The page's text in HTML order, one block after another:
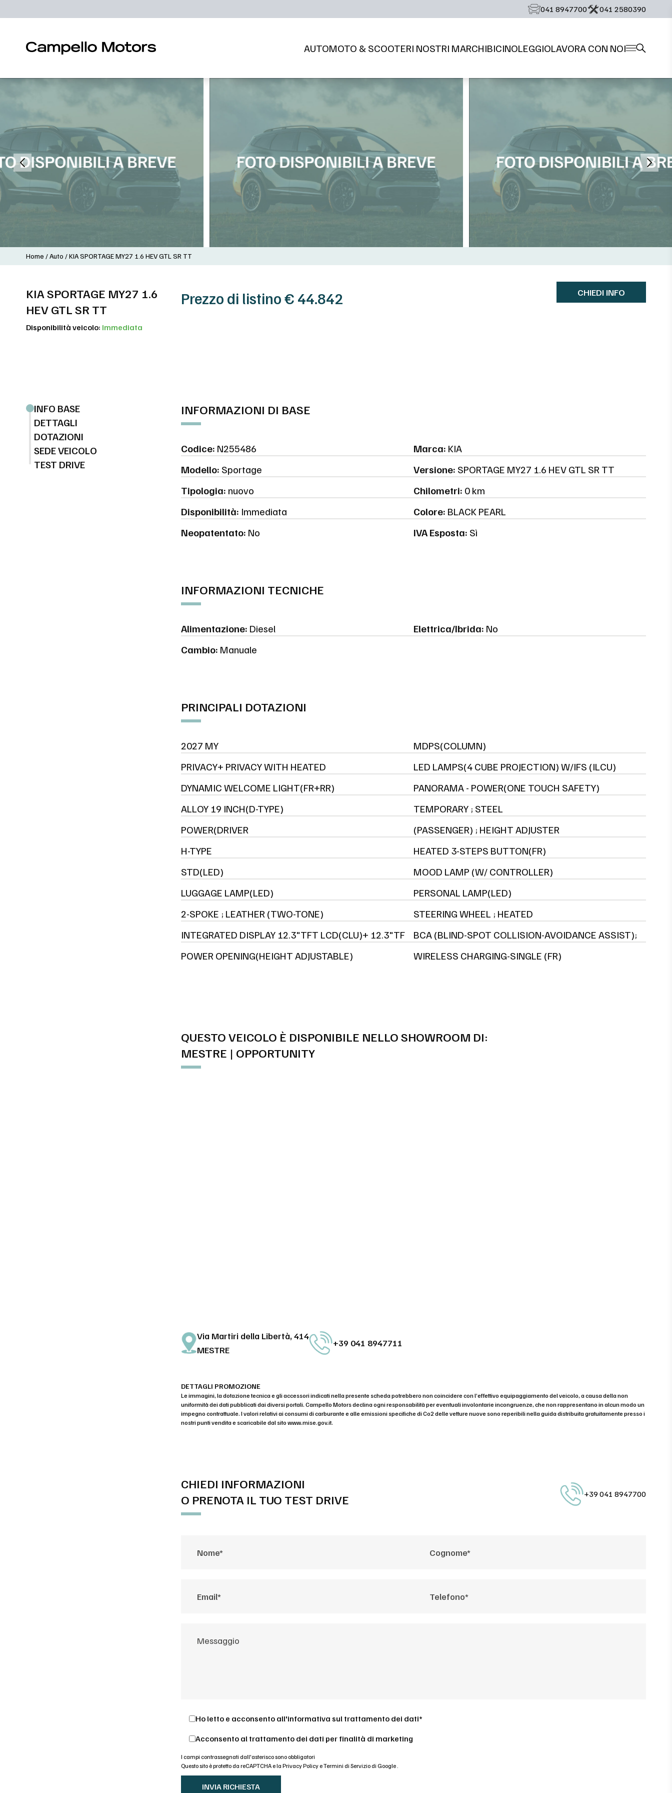
‭041 8947700‬ ‭041 2580390‬
AUTOMOTO & SCOOTERI NOSTRI MARCHIBICINOLEGGIOLAVORA CON NOI
Home /Auto /KIA SPORTAGE MY27 1.6 HEV GTL SR TT
KIA SPORTAGE MY27 1.6
HEV GTL SR TT
Disponibilità veicolo: Immediata
Prezzo di listino € 44.842 CHIEDI INFO
INFO BASE
DETTAGLI
DOTAZIONI
SEDE VEICOLO
TEST DRIVE
INFORMAZIONI DI BASE
Codice: N255486 Marca: KIA
Modello: Sportage Versione: SPORTAGE MY27 1.6 HEV GTL SR TT
Tipologia: nuovo Chilometri: 0 km
Disponibilità: Immediata Colore: BLACK PEARL
Neopatentato: No IVA Esposta: Sì
INFORMAZIONI TECNICHE
Alimentazione: Diesel Elettrica/Ibrida: No
Cambio: Manuale
PRINCIPALI DOTAZIONI
2027 MY
MDPS(COLUMN)
PRIVACY+ PRIVACY WITH HEATED
LED LAMPS(4 CUBE PROJECTION) W/IFS (ILCU)
DYNAMIC WELCOME LIGHT(FR+RR)
PANORAMA - POWER(ONE TOUCH SAFETY)
ALLOY 19 INCH(D-TYPE)
TEMPORARY ; STEEL
POWER(DRIVER
(PASSENGER) ; HEIGHT ADJUSTER
H-TYPE
HEATED 3-STEPS BUTTON(FR)
STD(LED)
MOOD LAMP (W/ CONTROLLER)
LUGGAGE LAMP(LED)
PERSONAL LAMP(LED)
2-SPOKE ; LEATHER (TWO-TONE)
STEERING WHEEL ; HEATED
INTEGRATED DISPLAY 12.3"TFT LCD(CLU)+ 12.3"TF
BCA (BLIND-SPOT COLLISION-AVOIDANCE ASSIST);
POWER OPENING(HEIGHT ADJUSTABLE)
WIRELESS CHARGING-SINGLE (FR)
QUESTO VEICOLO È DISPONIBILE NELLO SHOWROOM DI:
MESTRE | OPPORTUNITY
Via Martiri della Libertà, 414
MESTRE
+39 041 8947711
DETTAGLI PROMOZIONE
Le immagini, la dotazione tecnica e gli accessori indicati nella presente scheda potrebbero non coincidere con l’effettivo equipaggiamento del veicolo, a causa della non
uniformità dei dati pubblicati dai diversi portali. Campello Motors declina ogni responsabilità per eventuali involontarie incongruenze, che non rappresentano in alcun modo un
impegno contrattuale. I valori relativi ai consumi di carburante e alle emissioni specifiche di Co2 delle vetture nuove sono reperibili nella guida distribuita gratuitamente presso i
nostri punti vendita e scaricabile dal sito www.mise.gov.it.
CHIEDI INFORMAZIONI
O PRENOTA IL TUO TEST DRIVE
+39 041 8947700
Ho letto e acconsento all'informativa sul trattamento dei dati*
Acconsento al trattamento dei dati per finalità di marketing
I campi contrassegnati dall'asterisco sono obbligatori
Questo sito è protetto da reCAPTCHA e la Privacy Policy eTermini di Servizio di Google.